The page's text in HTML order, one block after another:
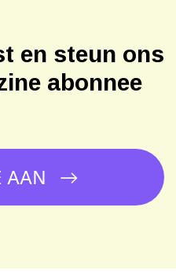
en steun ons
abonnee
AAN